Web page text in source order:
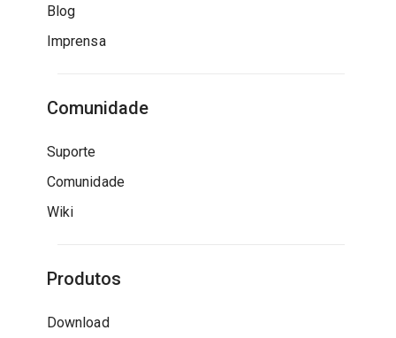
Blog
Imprensa
Comunidade
Suporte
Comunidade
Wiki
Produtos
Download